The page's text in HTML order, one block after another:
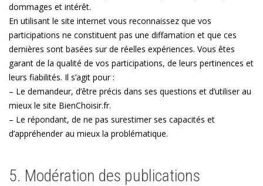
dommages et intérêt.
En utilisant le site internet vous reconnaissez que vos
participations ne constituent pas une diffamation et que ces
dernières sont basées sur de réelles expériences. Vous êtes
garant de la qualité de vos participations, de leurs pertinences et
leurs fiabilités. Il s’agit pour :
– Le demandeur, d’être précis dans ses questions et d’utiliser au
mieux le site BienChoisir.fr.
– Le répondant, de ne pas surestimer ses capacités et
d’appréhender au mieux la problématique.
5. Modération des publications